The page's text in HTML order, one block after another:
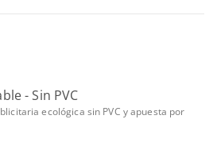
- Sin PVC
ecológica sin PVC y apuesta por